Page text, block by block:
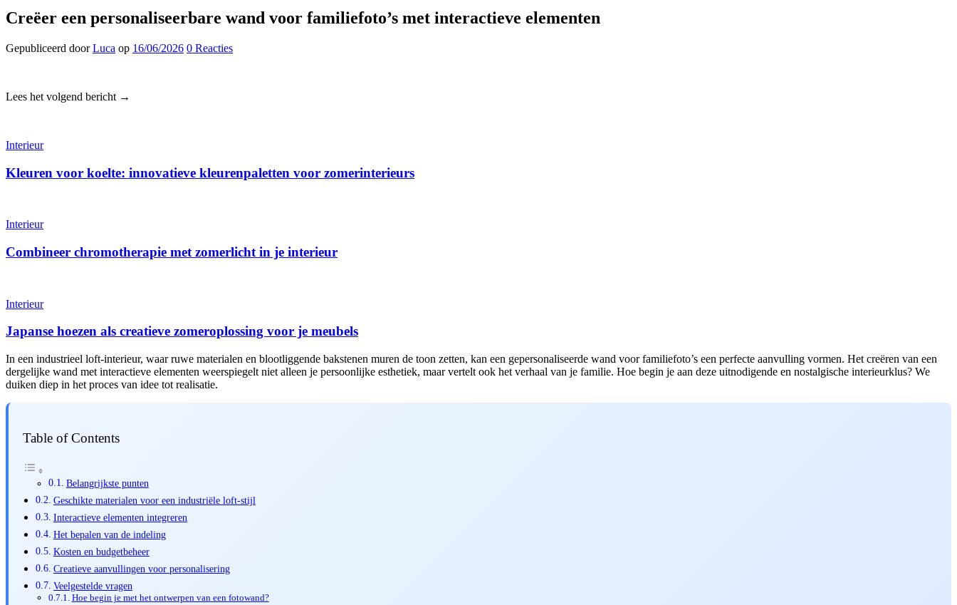
Creëer een personaliseerbare wand voor familiefoto’s met interactieve elementen
Gepubliceerd doorLuca op 16/06/2026 0 Reacties
Lees het volgend bericht →
Interieur
Kleuren voor koelte: innovatieve kleurenpaletten voor zomerinterieurs
Interieur
Combineer chromotherapie met zomerlicht in je interieur
Interieur
Japanse hoezen als creatieve zomeroplossing voor je meubels
In een industrieel loft-interieur, waar ruwe materialen en blootliggende bakstenen muren de toon zetten, kan een gepersonaliseerde wand voor familiefoto’s een perfecte aanvulling vormen. Het creëren van een
dergelijke wand met interactieve elementen weerspiegelt niet alleen je persoonlijke esthetiek, maar vertelt ook het verhaal van je familie. Hoe begin je aan deze uitnodigende en nostalgische interieurklus? We
duiken diep in het proces van idee tot realisatie.
Table of Contents
Belangrijkste punten
Geschikte materialen voor een industriële loft-stijl
Interactieve elementen integreren
Het bepalen van de indeling
Kosten en budgetbeheer
Creatieve aanvullingen voor personalisering
Veelgestelde vragen
Hoe begin je met het ontwerpen van een fotowand?